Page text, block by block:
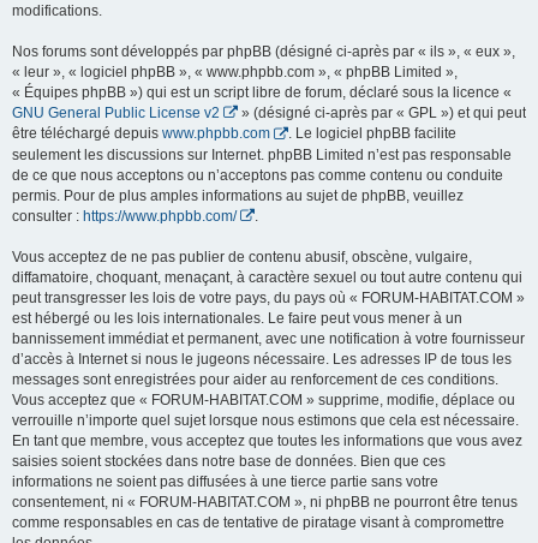
modifications.
Nos forums sont développés par phpBB (désigné ci-après par « ils », « eux »,
« leur », « logiciel phpBB », « www.phpbb.com », « phpBB Limited »,
« Équipes phpBB ») qui est un script libre de forum, déclaré sous la licence «
GNU General Public License v2
» (désigné ci-après par « GPL ») et qui peut
être téléchargé depuis www.phpbb.com
. Le logiciel phpBB facilite
seulement les discussions sur Internet. phpBB Limited n’est pas responsable
de ce que nous acceptons ou n’acceptons pas comme contenu ou conduite
permis. Pour de plus amples informations au sujet de phpBB, veuillez
consulter : https://www.phpbb.com/
Vous acceptez de ne pas publier de contenu abusif, obscène, vulgaire,
diffamatoire, choquant, menaçant, à caractère sexuel ou tout autre contenu qui
peut transgresser les lois de votre pays, du pays où « FORUM-HABITAT.COM »
est hébergé ou les lois internationales. Le faire peut vous mener à un
bannissement immédiat et permanent, avec une notification à votre fournisseur
d’accès à Internet si nous le jugeons nécessaire. Les adresses IP de tous les
messages sont enregistrées pour aider au renforcement de ces conditions.
Vous acceptez que « FORUM-HABITAT.COM » supprime, modifie, déplace ou
verrouille n’importe quel sujet lorsque nous estimons que cela est nécessaire.
En tant que membre, vous acceptez que toutes les informations que vous avez
saisies soient stockées dans notre base de données. Bien que ces
informations ne soient pas diffusées à une tierce partie sans votre
consentement, ni « FORUM-HABITAT.COM », ni phpBB ne pourront être tenus
comme responsables en cas de tentative de piratage visant à compromettre